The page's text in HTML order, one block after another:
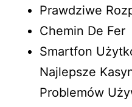
Prawdziwe
Chemin De Fer
Smartfon
Najlepsze
Problemów